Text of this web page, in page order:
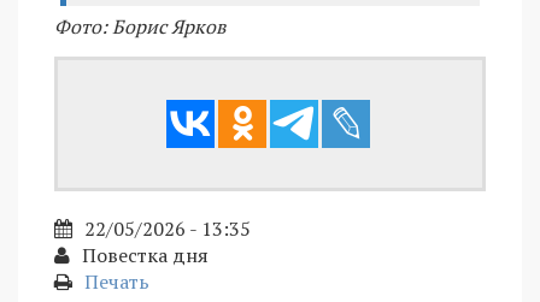
Фото: Борис Ярков
22/05/2026 - 13:35
Повестка дня
Печать